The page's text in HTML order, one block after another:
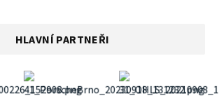
HLAVNÍ PARTNEŘI